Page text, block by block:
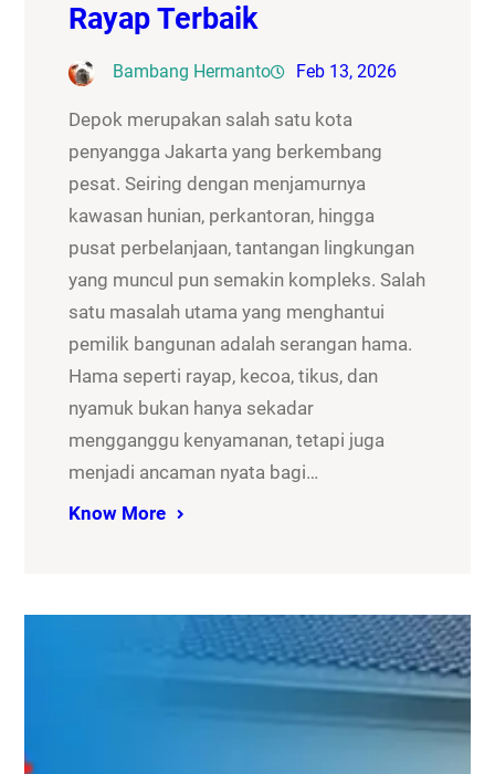
Rayap Terbaik
Bambang Hermanto Feb 13, 2026
Depok merupakan salah satu kota
penyangga Jakarta yang berkembang
pesat. Seiring dengan menjamurnya
kawasan hunian, perkantoran, hingga
pusat perbelanjaan, tantangan lingkungan
yang muncul pun semakin kompleks. Salah
satu masalah utama yang menghantui
pemilik bangunan adalah serangan hama.
Hama seperti rayap, kecoa, tikus, dan
nyamuk bukan hanya sekadar
mengganggu kenyamanan, tetapi juga
menjadi ancaman nyata bagi…
Know More